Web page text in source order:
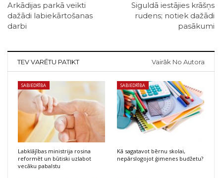
Arkādijas parkā veikti
dažādi labiekārtošanas
darbi
Siguldā iestājies krāšņs
rudens; notiek dažādi
pasākumi
TEV VARĒTU PATIKT Vairāk No Autora
SABIEDRĪBA
Labklājības ministrija rosina
reformēt un būtiski uzlabot
vecāku pabalstu
SABIEDRĪBA
Kā sagatavot bērnu skolai,
nepārslogojot ģimenes budžetu?